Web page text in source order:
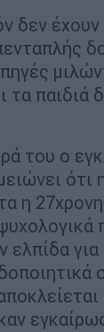
δεν έχουν
τα παιδιά
του ο
ότι
η
ελπίδα